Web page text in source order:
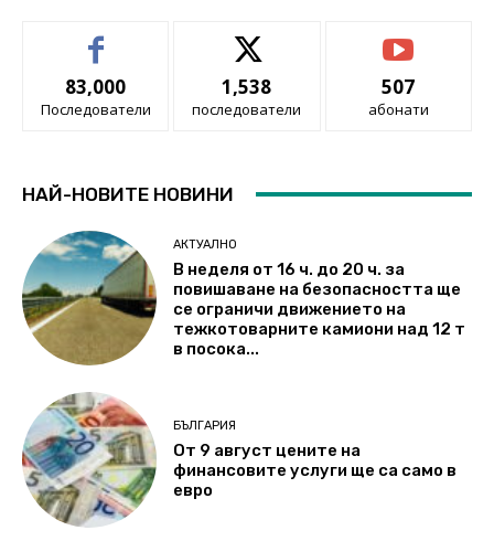
83,000
Последователи
1,538
последователи
507
абонати
НАЙ-НОВИТЕ НОВИНИ
АКТУАЛНО
В неделя от 16 ч. до 20 ч. за
повишаване на безопасността ще
се ограничи движението на
тежкотоварните камиони над 12 т
в посока...
БЪЛГАРИЯ
От 9 август цените на
финансовите услуги ще са само в
евро